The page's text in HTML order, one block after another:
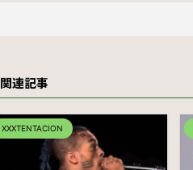
関連記事
XXXTENTACION